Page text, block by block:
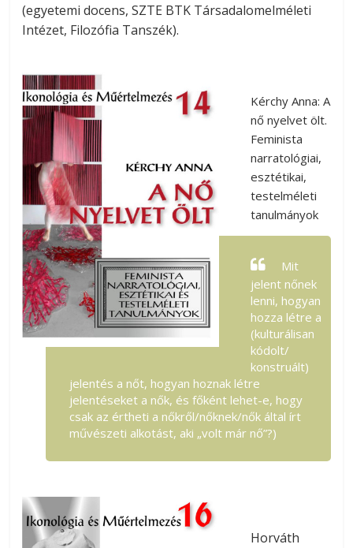
(egyetemi docens, SZTE BTK Társadalomelméleti
Intézet, Filozófia Tanszék).
Kérchy Anna: A
nő nyelvet ölt.
Feminista
narratológiai,
esztétikai,
testelméleti
tanulmányok
Mit
jelent nőnek
lenni, hogyan
hozza létre a
(kulturálisan
kódolt/
konstruált)
jelentés a nőt, hogyan hoznak létre
jelentéseket a nők, és főként lehet-e, hogy
csak az értheti a nőkről/nőknek/nők által írt
művészeti alkotást, aki „volt már nő”?)
Horváth